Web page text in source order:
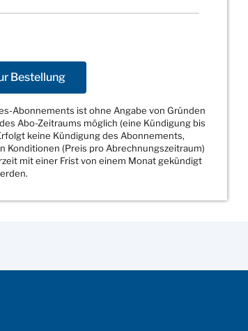
Bestellung
Abonnements ist ohne Angabe von Gründen
Abo-Zeitraums möglich (eine Kündigung bis
keine Kündigung des Abonnements,
Konditionen (Preis pro Abrechnungszeitraum)
mit einer Frist von einem Monat gekündigt